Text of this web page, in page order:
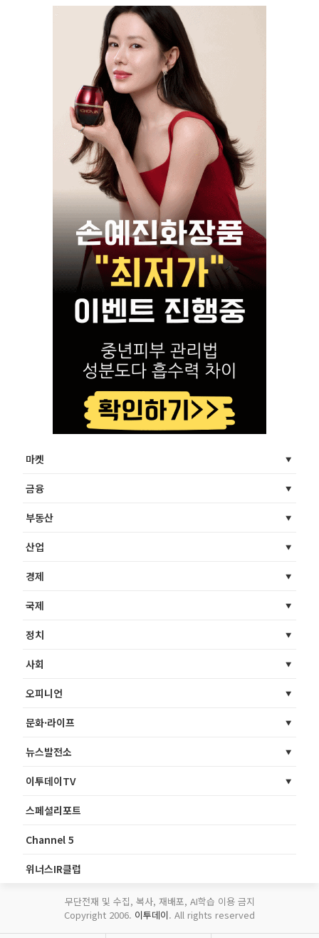
마켓
금융
부동산
산업
경제
국제
정치
사회
오피니언
문화·라이프
뉴스발전소
이투데이TV
스페셜리포트
Channel 5
위너스IR클럽
무단전재 및 수집, 복사, 재배포, AI학습 이용 금지
Copyright 2006. 이투데이. All rights reserved